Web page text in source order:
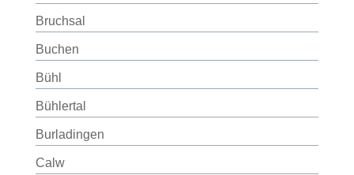
Bruchsal
Buchen
Bühl
Bühlertal
Burladingen
Calw